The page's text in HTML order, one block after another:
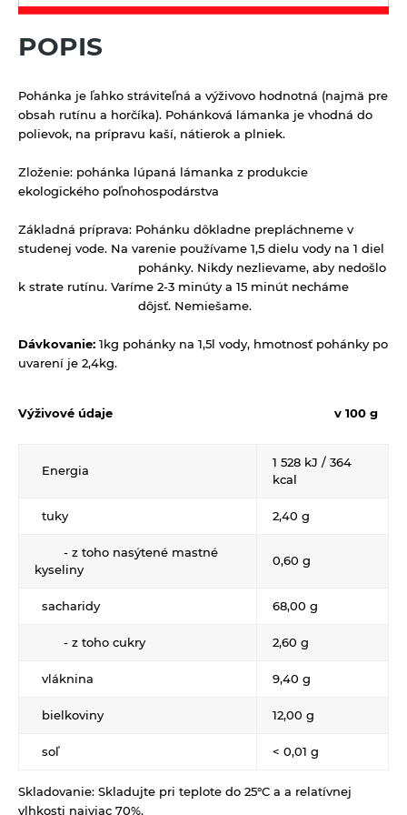
Výrobky z obilnín a polotovary
Polotovary
Zmesi na varenie a pečenie
Obilniny
Olejniny
Pseudoobilniny
Ryže
Semienka na nakličovanie
Zdravé maškrtenie
Čokolády, cukríky, lízatká
Tyčinky, sušienky, oplátky
Doplnky stravy
Keramické slniečko
Kúpele na detoxikáciu organizmu
Literatúra
Propagačný materiál
Tašky, vrecká
Vankúše
POPIS
Pohánka je ľahko stráviteľná a výživovo hodnotná (najmä pre
obsah rutínu a horčíka). Pohánková lámanka je vhodná do
polievok, na prípravu kaší, nátierok a plniek.
Zloženie: pohánka lúpaná lámanka z produkcie
ekologického poľnohospodárstva
Základná príprava: Pohánku dôkladne prepláchneme v
studenej vode. Na varenie používame 1,5 dielu vody na 1 diel
pohánky. Nikdy nezlievame, aby nedošlo
k strate rutínu. Varíme 2-3 minúty a 15 minút necháme
dôjsť. Nemiešame.
Dávkovanie: 1kg pohánky na 1,5l vody, hmotnosť pohánky po
uvarení je 2,4kg.
Výživové údaje v 100 g
Energia
1 528 kJ / 364
kcal
tuky 2,40 g
- z toho nasýtené mastné
kyseliny
0,60 g
sacharidy 68,00 g
- z toho cukry 2,60 g
vláknina 9,40 g
bielkoviny 12,00 g
soľ < 0,01 g
Skladovanie: Skladujte pri teplote do 25°C a a relatívnej
vlhkosti najviac 70%.